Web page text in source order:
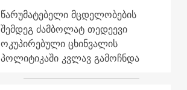
წარუმატებელი მცდელობების
შემდეგ ძამბოლატ თედეევი
ოკუპირებული ცხინვალის
პოლიტიკაში კვლავ გამოჩნდა